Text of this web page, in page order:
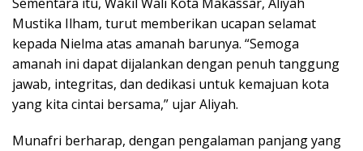
Sementara itu, Wakil Wali Kota Makassar, Aliyah
Mustika Ilham, turut memberikan ucapan selamat
kepada Nielma atas amanah barunya. “Semoga
amanah ini dapat dijalankan dengan penuh tanggung
jawab, integritas, dan dedikasi untuk kemajuan kota
yang kita cintai bersama,” ujar Aliyah.
Munafri berharap, dengan pengalaman panjang yang